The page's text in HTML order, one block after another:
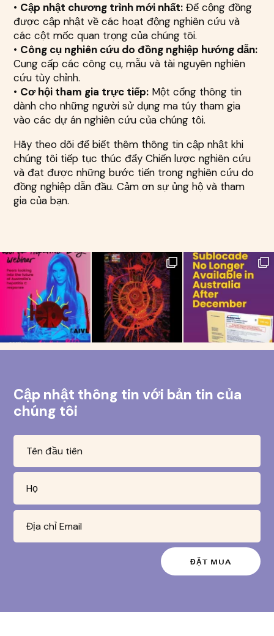
• Cập nhật chương trình mới nhất: Để cộng đồng
được cập nhật về các hoạt động nghiên cứu và
các cột mốc quan trọng của chúng tôi.
• Công cụ nghiên cứu do đồng nghiệp hướng dẫn:
Cung cấp các công cụ, mẫu và tài nguyên nghiên
cứu tùy chỉnh.
• Cơ hội tham gia trực tiếp: Một cổng thông tin
dành cho những người sử dụng ma túy tham gia
vào các dự án nghiên cứu của chúng tôi.
Hãy theo dõi để biết thêm thông tin cập nhật khi
chúng tôi tiếp tục thúc đẩy Chiến lược nghiên cứu
và đạt được những bước tiến trong nghiên cứu do
đồng nghiệp dẫn đầu. Cảm ơn sự ủng hộ và tham
gia của bạn.
Cập nhật thông tin với bản tin của
chúng tôi